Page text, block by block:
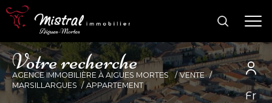
Fr
Votrerecherche
AGENCE IMMOBILIÈRE À AIGUES MORTES
VENTE
MARSILLARGUES
APPARTEMENT